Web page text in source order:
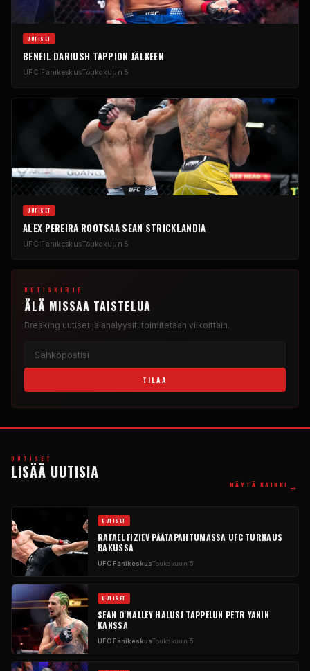
UUTISET
BENEIL DARIUSH TAPPION JÄLKEEN
UFC FanikeskusToukokuun 5
UUTISET
ALEX PEREIRA ROOTSAA SEAN STRICKLANDIA
UFC FanikeskusToukokuun 5
UUTISKIRJE
ÄLÄ MISSAA TAISTELUA
Breaking uutiset ja analyysit, toimitetaan viikoittain.
TILAA
UUTISET
LISÄÄ UUTISIA
NÄYTÄ KAIKKI →
UUTISET
RAFAEL FIZIEV PÄÄTAPAHTUMASSA UFCTURNAUS
BAKUSSA
UFCFanikeskusToukokuun 5
UUTISET
SEAN O'MALLEY HALUSI TAPPELUN PETR YANIN
KANSSA
UFCFanikeskusToukokuun 5